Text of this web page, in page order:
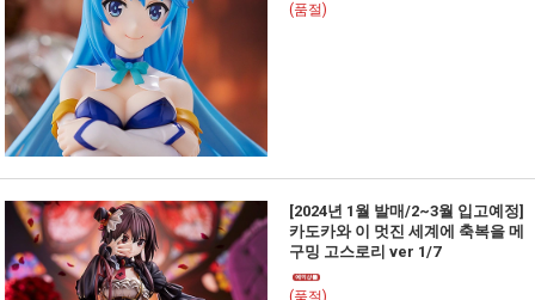
(품절)
[2024년 1월 발매/2~3월 입고예정]
카도카와 이 멋진 세계에 축복을 메
구밍 고스로리 ver 1/7
(품절)